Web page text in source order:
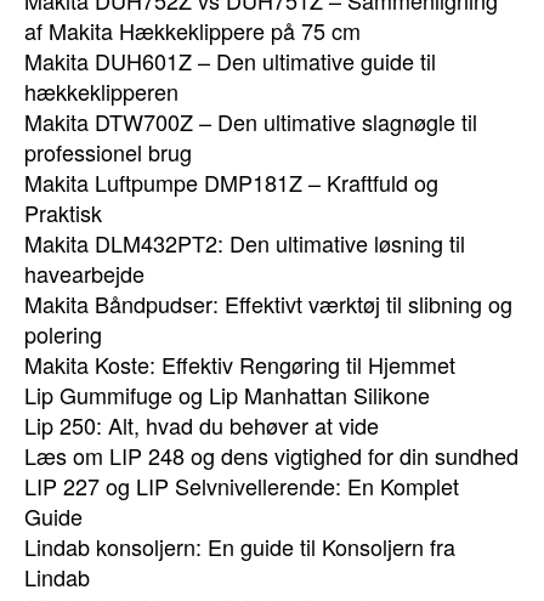
af Makita Hækkeklippere på 75 cm
Makita DUH601Z – Den ultimative guide til
hækkeklipperen
Makita DTW700Z – Den ultimative slagnøgle til
professionel brug
Makita Luftpumpe DMP181Z – Kraftfuld og
Praktisk
Makita DLM432PT2: Den ultimative løsning til
havearbejde
Makita Båndpudser: Effektivt værktøj til slibning og
polering
Makita Koste: Effektiv Rengøring til Hjemmet
Lip Gummifuge og Lip Manhattan Silikone
Lip 250: Alt, hvad du behøver at vide
Læs om LIP 248 og dens vigtighed for din sundhed
LIP 227 og LIP Selvnivellerende: En Komplet
Guide
Lindab konsoljern: En guide til Konsoljern fra
Lindab